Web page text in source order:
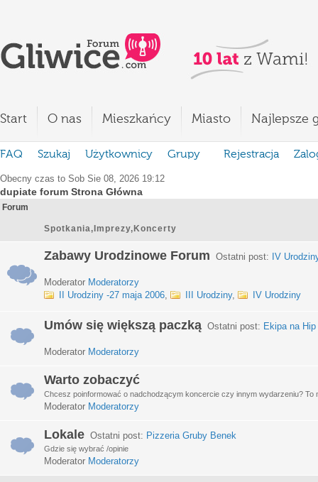
Start O nas Mieszkańcy Miasto Najlepsze
FAQ Szukaj Użytkownicy Grupy Rejestracja
Obecny czas to Sob Sie 08, 2026 19:12
dupiate forum Strona Główna
Forum
Spotkania,Imprezy,Koncerty
Zabawy Urodzinowe Forum Ostatni post: IV
Moderator Moderatorzy
II Urodziny -27 maja 2006, III Urodziny, IV Urodziny
Umów się większą paczką Ostatni post: Ekipa na
Moderator Moderatorzy
Warto zobaczyć
Chcesz poinformować o nadchodzącym koncercie czy innym wydarzeniu? To
Moderator Moderatorzy
Lokale Ostatni post: Pizzeria Gruby Benek
Gdzie się wybrać /opinie
Moderator Moderatorzy